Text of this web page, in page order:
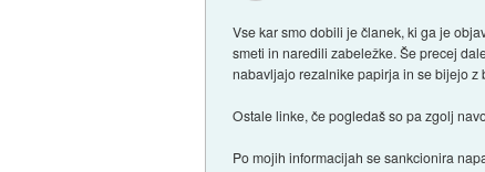
Vse kar smo dobili je članek, ki ga je
smeti in naredili zabeležke. Še precej
nabavljajo rezalnike papirja in se bijejo z
Ostale linke, če pogledaš so pa zgolj
Po mojih informacijah se sankcionira